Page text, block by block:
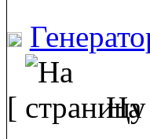
[ На